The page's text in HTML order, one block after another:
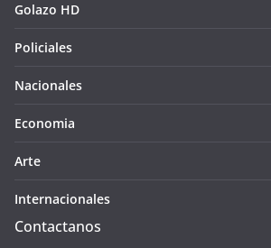
Golazo HD
Policiales
Nacionales
Economia
Arte
Internacionales
Contactanos